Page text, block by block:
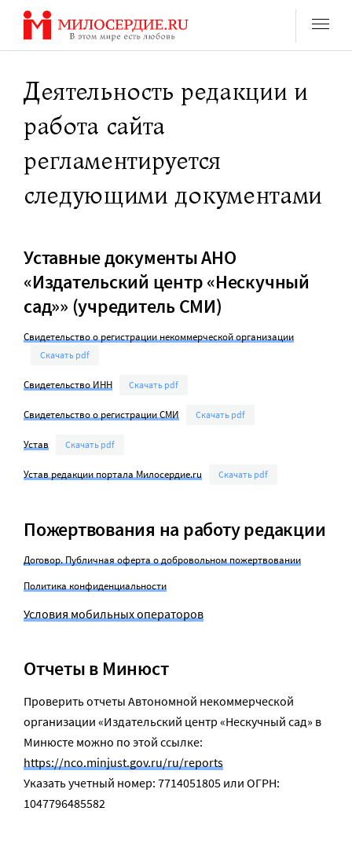
Перейти
содержанию
Деятельность редакции и
работа сайта
регламентируется
следующими документами
Уставные документы АНО
«Издательский центр «Нескучный
сад»» (учредитель СМИ)
Свидетельство о регистрации некоммерческой организации
Скачать pdf
Свидетельство ИНН Скачать pdf
Свидетельство о регистрации СМИ Скачать pdf
Устав Скачать pdf
Устав редакции портала Милосердие.ru Скачать pdf
Пожертвования на работу редакции
Договор. Публичная оферта о добровольном пожертвовании
Политика конфиденциальности
Условия мобильных операторов
Отчеты в Минюст
Проверить отчеты Автономной некоммерческой
организации «Издательский центр «Нескучный сад» в
Минюсте можно по этой ссылке:
https://nco.minjust.gov.ru/ru/reports
Указать учетный номер: 7714051805 или ОГРН:
1047796485582